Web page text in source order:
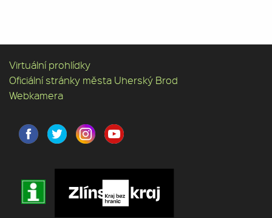
Virtuální prohlídky
Oficiální stránky města Uherský Brod
Webkamera